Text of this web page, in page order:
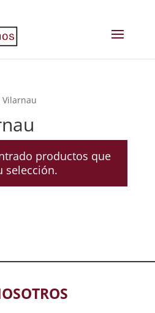
productos que
selección.